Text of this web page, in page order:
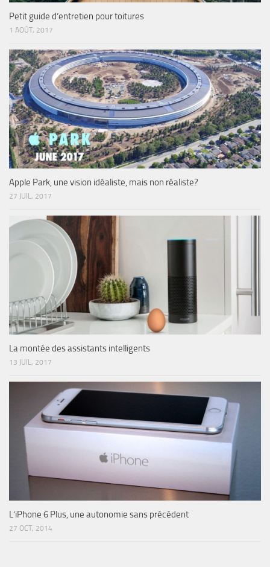
Petit guide d’entretien pour toitures
1 AOÛT, 2017
Apple Park, une vision idéaliste, mais non réaliste?
27 JUIL, 2017
La montée des assistants intelligents
13 JUIL, 2017
L’iPhone 6 Plus, une autonomie sans précédent
27 OCT, 2014